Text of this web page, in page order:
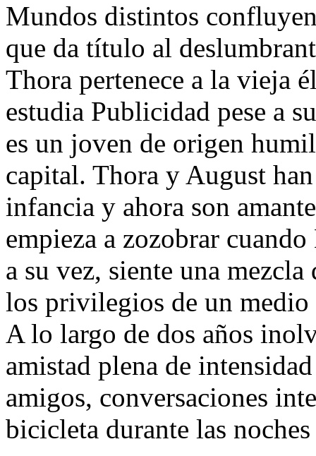
Mundos distintos
que da título al
Thora pertenece a la vieja
estudia Publicidad pese a
es un joven de origen
capital. Thora y August
infancia y ahora son
empieza a zozobrar
a su vez, siente una
los privilegios de un medio
A lo largo de dos años
amistad plena de
amigos, conversaciones
bicicleta durante las